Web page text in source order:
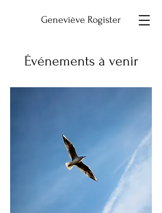
Geneviève Rogister
Événements à venir